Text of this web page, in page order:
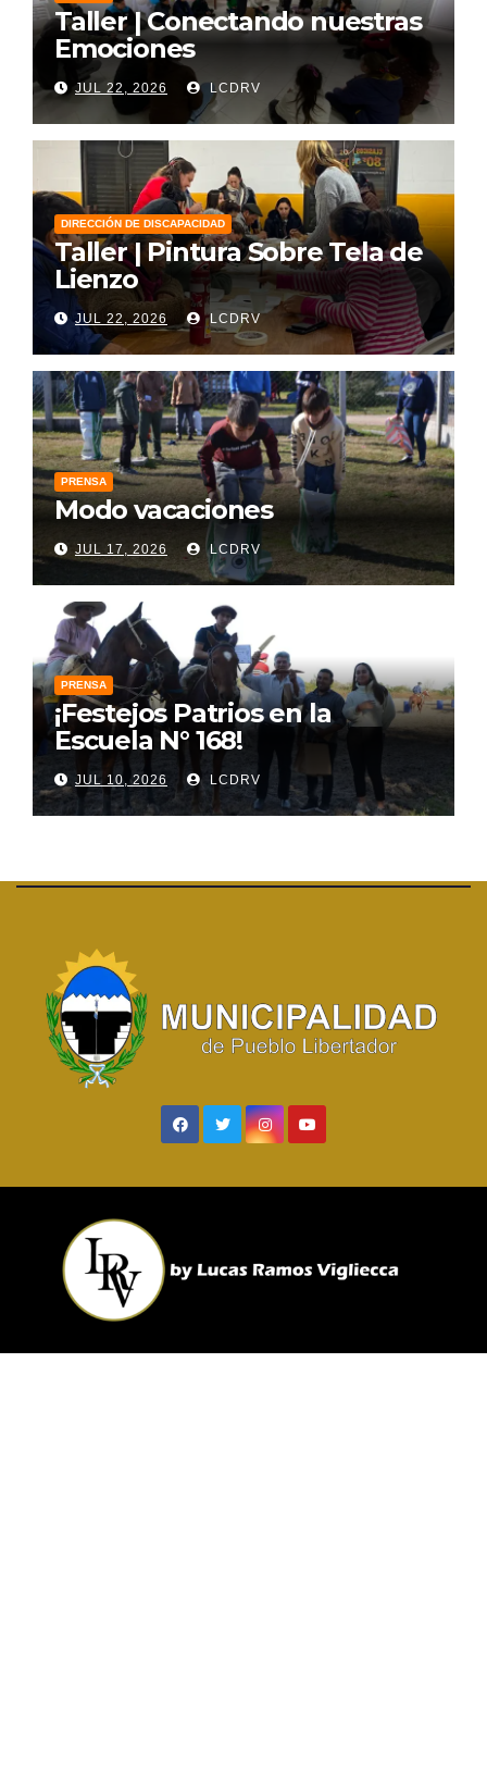
Taller | Conectando nuestras
Emociones
JUL 22, 2026 LCDRV
DIRECCIÓN DE DISCAPACIDAD
Taller | Pintura Sobre Tela de
Lienzo
JUL 22, 2026 LCDRV
PRENSA
Modo vacaciones
JUL 17, 2026 LCDRV
PRENSA
¡Festejos Patrios en la
Escuela N° 168!
JUL 10, 2026 LCDRV